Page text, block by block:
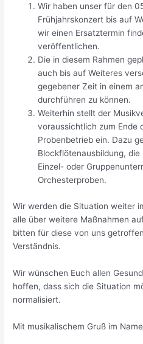
Wir haben unser für den
Frühjahrskonzert bis auf
wir einen Ersatztermin
veröffentlichen.
Die in diesem Rahmen
auch bis auf Weiteres
gegebener Zeit in einem
durchführen zu können.
Weiterhin stellt der
voraussichtlich zum Ende
Probenbetrieb ein. Dazu
Blockflötenausbildung, die
Einzel- oder
Orchesterproben.
Wir werden die Situation weiter
alle über weitere Maßnahmen
bitten für diese von uns
Verständnis.
Wir wünschen Euch allen
hoffen, dass sich die Situation
normalisiert.
Mit musikalischem Gruß im